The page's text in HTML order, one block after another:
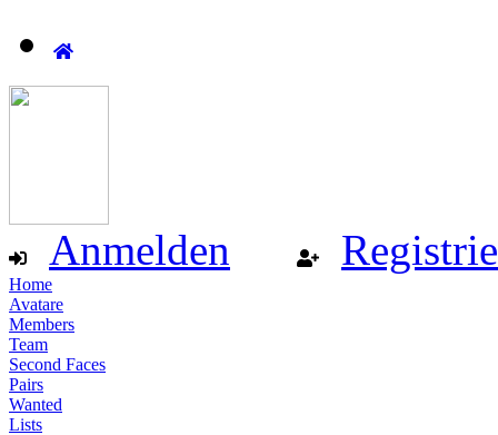
Anmelden
Home
Avatare
Members
Team
Second Faces
Pairs
Wanted
Lists